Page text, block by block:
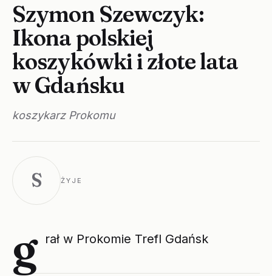
Szymon Szewczyk:
Ikona polskiej
koszykówki i złote lata
w Gdańsku
koszykarz Prokomu
S ŻYJE
g rał w Prokomie Trefl Gdańsk